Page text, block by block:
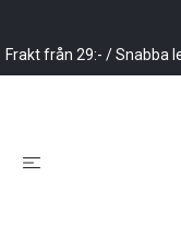
Frakt från 29:- / Snabba